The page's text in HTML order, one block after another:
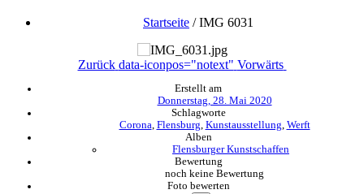
Startseite /IMG 6031
Zurück data-iconpos="notext" Vorwärts
Erstellt am
Donnerstag, 28. Mai 2020
Schlagworte
Corona Flensburg Kunstausstellung Werft
Alben
Flensburger Kunstschaffen
Bewertung
noch keine Bewertung
Foto bewerten